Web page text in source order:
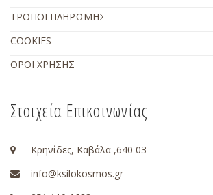
ΤΡΟΠΟΙ ΠΛΗΡΩΜΗΣ
COOKIES
ΟΡΟΙ ΧΡΗΣΗΣ
Στοιχεία Επικοινωνίας
Κρηνίδες, Καβάλα ,640 03
info@ksilokosmos.gr